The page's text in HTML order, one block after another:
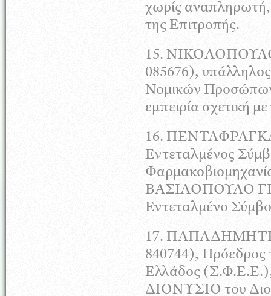
χωρίς
της Επιτροπής.
15.
085676),
Νομικών
εμπειρία σχετική
16.
Εντεταλμένος
ΒΑΣΙΛΟΠΟΥΛΟ
Εντεταλμένο
17.
840744), Πρόεδρος
Ελλάδος
ΔΙΟΝΥΣΙΟ του